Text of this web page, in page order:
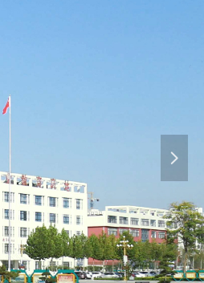
넲